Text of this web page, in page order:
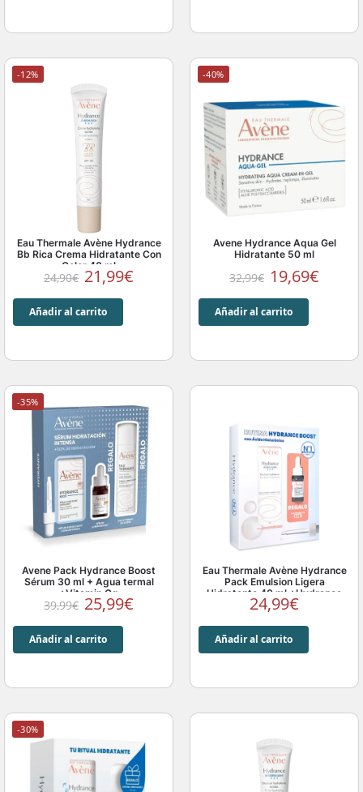
-12%
Eau Thermale Avène Hydrance
Bb Rica Crema Hidratante Con
Color 40 ml
24,90€ 21,99€
Añadir al carrito
-40%
Avene Hydrance Aqua Gel
Hidratante 50 ml
32,99€ 19,69€
Añadir al carrito
-35%
Avene Pack Hydrance Boost
Sérum 30 ml + Agua termal
+Vitamin Cg
39,99€ 25,99€
Añadir al carrito
Eau Thermale Avène Hydrance
Pack Emulsion Ligera
Hidratante 40 ml +Hydrance
boost 10 ml Regalo
24,99€
Añadir al carrito
-30%